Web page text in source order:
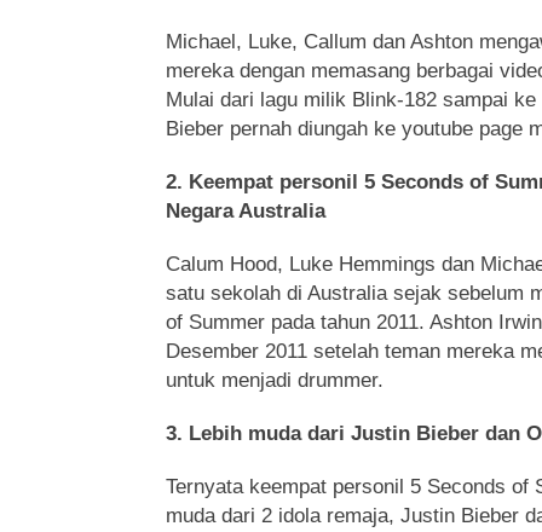
Michael, Luke, Callum dan Ashton
mereka dengan memasang berbagai
Mulai dari lagu milik Blink-182 sampai
Bieber pernah diungah ke youtube page
2. Keempat personil 5 Seconds of
Negara Australia
Calum Hood, Luke Hemmings dan
satu sekolah di Australia sejak sebelum
of Summer pada tahun 2011. Ashton
Desember 2011 setelah teman mereka
untuk menjadi drummer.
3. Lebih muda dari Justin Bieber dan
Ternyata keempat personil 5 Seconds of
muda dari 2 idola remaja, Justin Bieber